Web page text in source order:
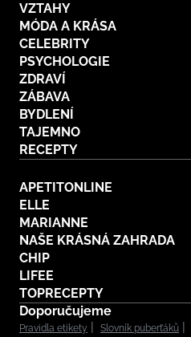
VZTAHY
MÓDA A KRÁSA
CELEBRITY
PSYCHOLOGIE
ZDRAVÍ
ZÁBAVA
BYDLENÍ
TAJEMNO
RECEPTY
APETITONLINE
ELLE
MARIANNE
NAŠE KRÁSNÁ ZAHRADA
CHIP
LIFEE
TOPRECEPTY
Doporučujeme
Pravidla etikety Slovník puberťáků